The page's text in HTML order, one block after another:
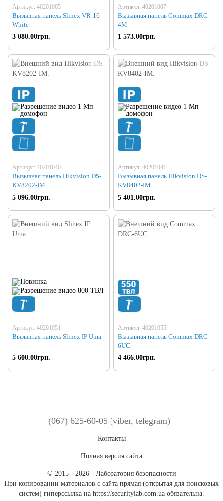
Артикул: 40201005
Вызывная панель Slinex VR-16
White
3 080.00грн.
Артикул: 40201007
Вызывная панель Commax DRC-
4M
1 573.00грн.
Артикул: 40201040
Вызывная панель Hikvision DS-
KV8202-IM
5 096.00грн.
Артикул: 40201041
Вызывная панель Hikvision DS-
KV8402-IM
5 401.00грн.
Артикул: 40201051
Вызывная панель Slinex IP Uma
5 600.00грн.
Артикул: 40201055
Вызывная панель Commax DRC-
6UC
4 466.00грн.
(067) 625-60-05 (viber, telegram)
Контакты
Полная версия сайта
© 2015 - 2026 - Лаборатория безопасности
При копировании материалов с сайта прямая (открытая для поисковых
систем) гиперссылка на https://securitylab.com.ua обязательна.